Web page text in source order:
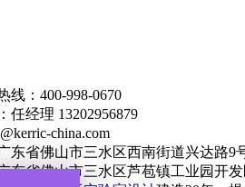
线：400-998-0670
任经理 13202956879
china.com
东省佛山市三水区西南街道兴达路9
东省佛山市三水区芦苞镇工业园开发